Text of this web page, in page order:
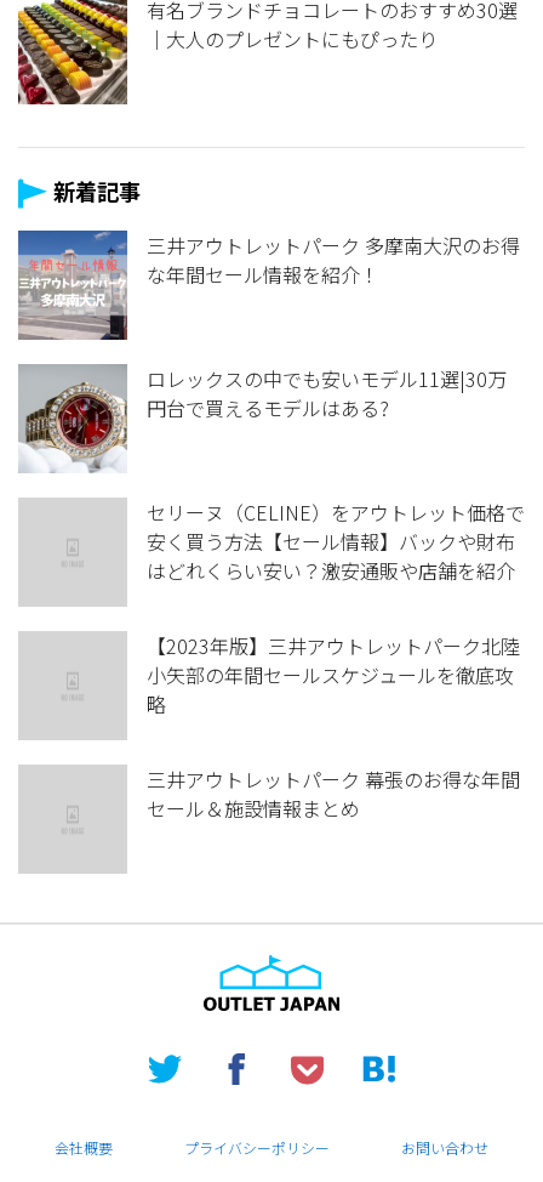
有名ブランドチョコレートのおすすめ30選
｜大人のプレゼントにもぴったり
新着記事
三井アウトレットパーク 多摩南大沢のお得
な年間セール情報を紹介！
ロレックスの中でも安いモデル11選|30万
円台で買えるモデルはある?
セリーヌ（CELINE）をアウトレット価格で
安く買う方法【セール情報】バックや財布
はどれくらい安い？激安通販や店舗を紹介
【2023年版】三井アウトレットパーク北陸
小矢部の年間セールスケジュールを徹底攻
略
三井アウトレットパーク 幕張のお得な年間
セール＆施設情報まとめ
会社概要 プライバシーポリシー お問い合わせ